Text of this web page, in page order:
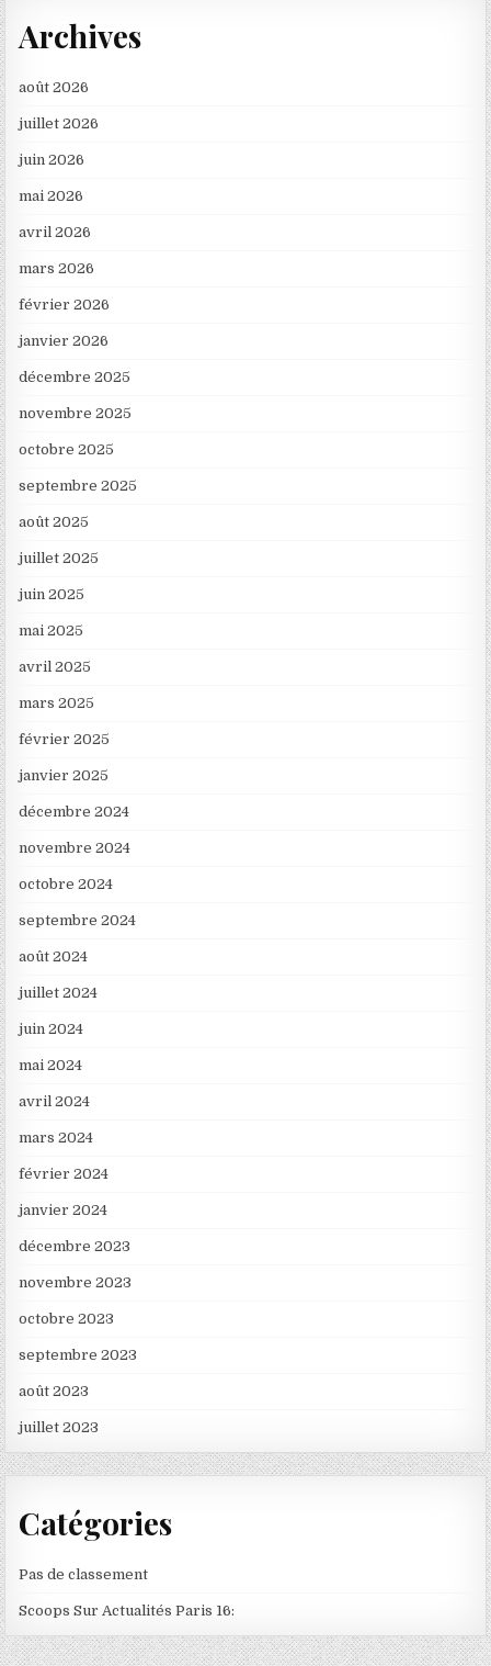
Archives
août 2026
juillet 2026
juin 2026
mai 2026
avril 2026
mars 2026
février 2026
janvier 2026
décembre 2025
novembre 2025
octobre 2025
septembre 2025
août 2025
juillet 2025
juin 2025
mai 2025
avril 2025
mars 2025
février 2025
janvier 2025
décembre 2024
novembre 2024
octobre 2024
septembre 2024
août 2024
juillet 2024
juin 2024
mai 2024
avril 2024
mars 2024
février 2024
janvier 2024
décembre 2023
novembre 2023
octobre 2023
septembre 2023
août 2023
juillet 2023
Catégories
Pas de classement
Scoops Sur Actualités Paris 16: